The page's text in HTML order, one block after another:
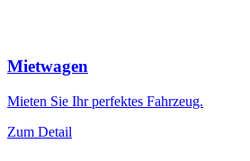
Mietwagen
Mieten Sie Ihr perfektes Fahrzeug.
Zum Detail